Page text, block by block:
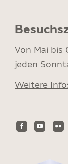
Von Mai bis
jeden
Weitere